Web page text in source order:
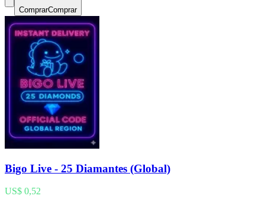
ComprarComprar
Bigo Live - 25 Diamantes (Global)
US$ 0,52